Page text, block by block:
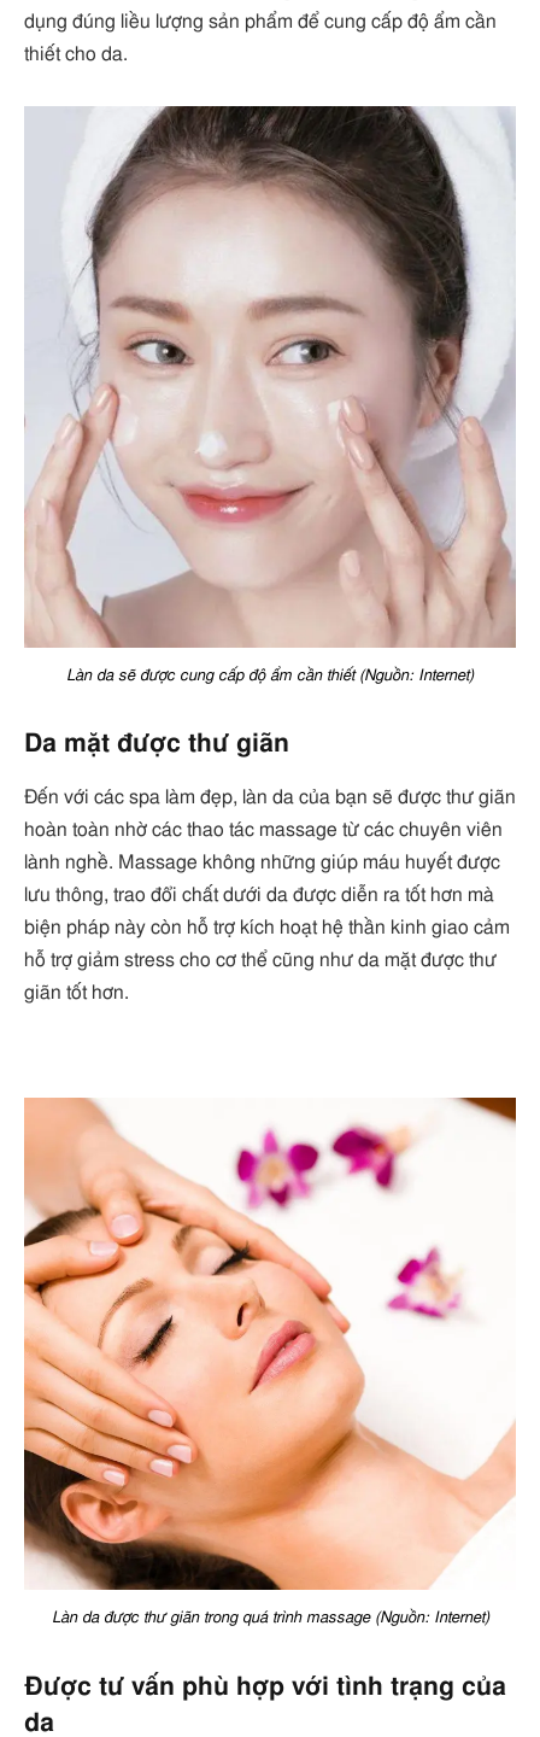
dụng đúng liều lượng sản phẩm để cung cấp độ ẩm cần
thiết cho da.
Làn da sẽ được cung cấp độ ẩm cần thiết (Nguồn: Internet)
Da mặt được thư giãn
Đến với các spa làm đẹp, làn da của bạn sẽ được thư giãn
hoàn toàn nhờ các thao tác massage từ các chuyên viên
lành nghề. Massage không những giúp máu huyết được
lưu thông, trao đổi chất dưới da được diễn ra tốt hơn mà
biện pháp này còn hỗ trợ kích hoạt hệ thần kinh giao cảm
hỗ trợ giảm stress cho cơ thể cũng như da mặt được thư
giãn tốt hơn.
Làn da được thư giãn trong quá trình massage (Nguồn: Internet)
Được tư vấn phù hợp với tình trạng của
da